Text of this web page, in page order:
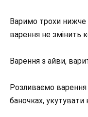
Варимо трохи
варення не змінить
Варення з айви,
Розливаємо
баночках, укутувати